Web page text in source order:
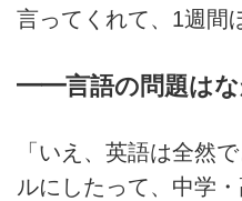
言ってくれて、1週間
━━言語の問題はな
「いえ、英語は全然
ルにしたって、中学